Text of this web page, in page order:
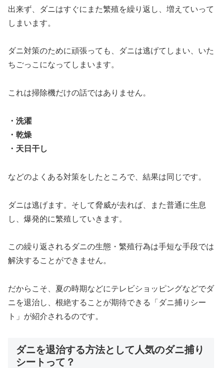
出来ず、ダニはすぐにまた繁殖を繰り返し、増えていって
しまいます。
ダニ対策のために頑張っても、ダニは逃げてしまい、いた
ちごっこになってしまいます。
これは掃除機だけの話ではありません。
・洗濯
・乾燥
・天日干し
などのよくある対策をしたところで、結果は同じです。
ダニは逃げます。そして脅威が去れば、また普通に生息
し、爆発的に繁殖していきます。
この繰り返されるダニの生態・繁殖行為は手短な手段では
解決することができません。
だからこそ、夏の時期などにテレビショッピングなどでダ
ニを退治し、根絶することが期待できる「ダニ捕りシー
ト」が紹介されるのです。
ダニを退治する方法として人気のダニ捕り
シートって？